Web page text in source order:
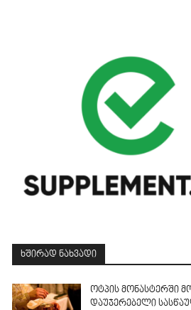
ᲮᲨᲘᲠᲐᲓ ᲜᲐᲮᲕᲐᲓᲘ
ოტპის მონასტერში
დაუჯერებელი